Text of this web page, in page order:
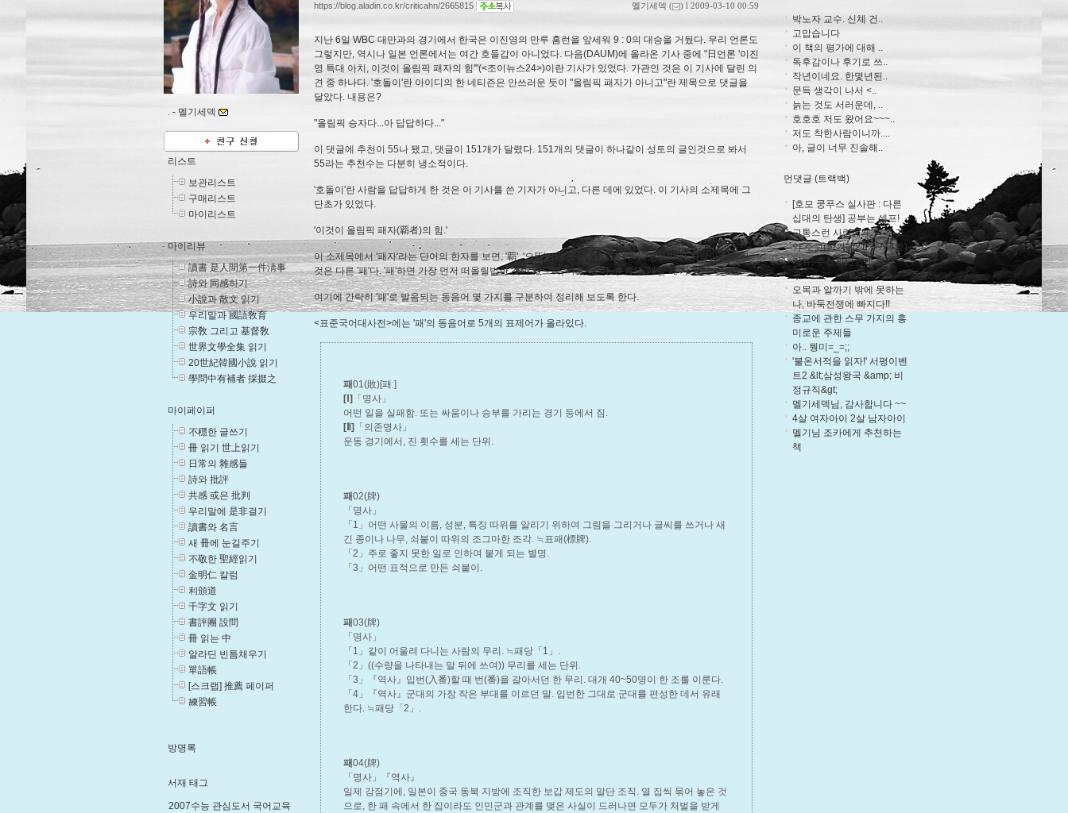
. - 멜기세덱
리스트
보관리스트
구매리스트
마이리스트
마이리뷰
讀書 是人間第一件淸事
詩와 同感하기
小說과 散文 읽기
우리말과 國語敎育
宗敎 그리고 基督敎
世界文學全集 읽기
20世紀韓國小說 읽기
學問中有補者 採掇之
마이페이퍼
不穩한 글쓰기
冊 읽기 世上읽기
日常의 雜感들
詩와 批評
共感 或은 批判
우리말에 是非걸기
讀書와 名言
새 冊에 눈길주기
不敬한 聖經읽기
金明仁 칼럼
利頒道
千字文 읽기
書評團 設問
冊 읽는 中
알라딘 빈틈채우기
單語帳
[스크랩] 推薦 페이퍼
練習帳
방명록
서재 태그
2007수능 관심도서 국어교육
멜기세덱 ( ) l 2009-03-10 00:59
https://blog.aladin.co.kr/criticahn/2665815
지난 6일 WBC 대만과의 경기에서 한국은 이진영의 만루 홈런을 앞세워 9 : 0의 대승을 거뒀다. 우리 언론도
그렇지만, 역시나 일본 언론에서는 여간 호들갑이 아니었다. 다음(DAUM)에 올라온 기사 중에 "日언론 '이진
영 특대 아치, 이것이 올림픽 패자의 힘'"(<조이뉴스24>)이란 기사가 있었다. 가관인 것은 이 기사에 달린 의
견 중 하나다. '호돌이'란 아이디의 한 네티즌은 안쓰러운 듯이 "올림픽 패자가 아니고"란 제목으로 댓글을
달았다. 내용은?
"올림픽 승자다...아 답답하다..."
이 댓글에 추천이 55나 됐고, 댓글이 151개가 달렸다. 151개의 댓글이 하나같이 성토의 글인것으로 봐서
55라는 추천수는 다분히 냉소적이다.
'호돌이'란 사람을 답답하게 한 것은 이 기사를 쓴 기자가 아니고, 다른 데에 있었다. 이 기사의 소제목에 그
단초가 있었다.
'이것이 올림픽 패자(覇者)의 힘.'
이 소제목에서 '패자'라는 단어의 한자를 보면, '覇', '으뜸'이란 뜻을 가진 '패'이다. '호돌이'란 사람이 이해한
것은 다른 '패'다. '패'하면 가장 먼저 떠올릴법한 것이 있으니, 바로 '敗'다. 훈음은 '패할 패'가 된다.
여기에 간략히 '패'로 발음되는 동음어 몇 가지를 구분하여 정리해 보도록 한다.
<표준국어대사전>에는 '패'의 동음어로 5개의 표제어가 올라있다.
패01(敗)[패ː]
[Ⅰ]
「명사」
어떤 일을 실패함. 또는 싸움이나 승부를 가리는 경기 등에서 짐.
[Ⅱ]
「의존명사」
운동 경기에서, 진 횟수를 세는 단위.
패02(牌)
「명사」
「1」 어떤 사물의 이름, 성분, 특징 따위를 알리기 위하여 그림을 그리거나 글씨를 쓰거나 새
긴 종이나 나무, 쇠붙이 따위의 조그마한 조각. ≒표패(標牌).
「2」 주로 좋지 못한 일로 인하여 붙게 되는 별명.
「3」 어떤 표적으로 만든 쇠붙이.
패03(牌)
「명사」
「1」 같이 어울려 다니는 사람의 무리. ≒패당「1」.
「2」 ((수량을 나타내는 말 뒤에 쓰여)) 무리를 세는 단위.
「3」
『역사』입번(入番)할 때 번(番)을 갈아서던 한 무리. 대개 40~50명이 한 조를 이룬다.
「4」
『역사』군대의 가장 작은 부대를 이르던 말. 입번한 그대로 군대를 편성한 데서 유래
한다. ≒패당「2」.
패04(牌)
「명사」『역사』
일제 강점기에, 일본이 중국 동북 지방에 조직한 보갑 제도의 말단 조직. 열 집씩 묶어 놓은 것
으로, 한 패 속에서 한 집이라도 인민군과 관계를 맺은 사실이 드러나면 모두가 처벌을 받게
박노자 교수. 신체 건..
고맙습니다
이 책의 평가에 대해 ..
독후감이나 후기로 쓰..
작년이네요. 한몇년된..
문득 생각이 나서 <..
늙는 것도 서러운데, ..
호호호 저도 왔어요~~~..
저도 착한사람이니까....
아, 글이 너무 진솔해..
먼댓글 (트랙백)
[호모 쿵푸스 실사판 : 다른
십대의 탄생] 공부는 셀프!
고통스런 사람에게 병 주고
약 주고(한겨레21 제744호)
리뷰, 추천할만한게 있냐
구...
오목과 알까기 밖에 못하는
나, 바둑전쟁에 빠지다!!
종교에 관한 스무 가지의 흥
미로운 주제들
아.. 뭥미=_=;;
'불온서적을 읽자!' 서평이벤
트2 &lt;삼성왕국 &amp; 비
정규직&gt;
멜기세덱님, 감사합니다 ~~
4살 여자아이 2살 남자아이
멜기님 조카에게 추천하는
책